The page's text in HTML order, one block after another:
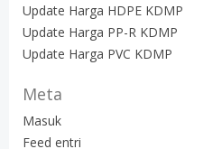
Update Harga HDPE KDMP
Update Harga PP-R KDMP
Update Harga PVC KDMP
Meta
Masuk
Feed entri